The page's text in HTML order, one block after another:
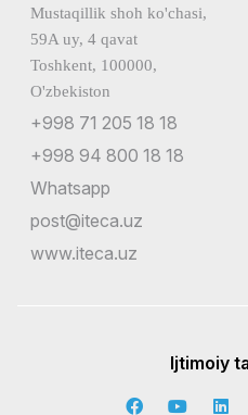
Mustaqillik shoh ko'chasi,
59A uy, 4 qavat
Toshkent, 100000,
O'zbekiston
+998 71 205 18 18
+998 94 800 18 18
Whatsapp
post@iteca.uz
www.iteca.uz
Ijtimoiy